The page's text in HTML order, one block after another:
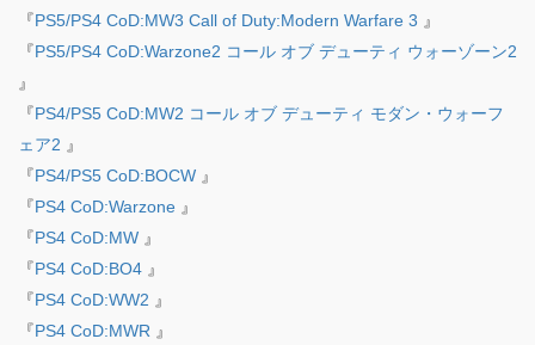
『PS5/PS4 CoD:MW3 Call of Duty:Modern Warfare 3 』
『PS5/PS4 CoD:Warzone2 コール オブ デューティ ウォーゾーン2
』
『PS4/PS5 CoD:MW2 コール オブ デューティ モダン・ウォーフ
ェア2 』
『PS4/PS5 CoD:BOCW 』
『PS4 CoD:Warzone 』
『PS4 CoD:MW 』
『PS4 CoD:BO4 』
『PS4 CoD:WW2 』
『PS4 CoD:MWR 』